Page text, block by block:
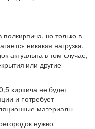
полкирпича, но только в
никакая нагрузка.
актуальна в том случае,
или другие
кирпича не будет
и потребует
материалы.
нужно